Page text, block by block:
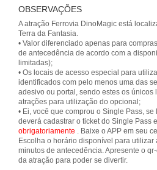
OBSERVAÇÕES
A atração Ferrovia DinoMagic está
Terra da Fantasia.
• Valor diferenciado apenas para
de antecedência de acordo com a
limitadas);
• Os locais de acesso especial para
identificados com pelo menos uma das
adesivo ou portal, sendo estes os únicos
atrações para utilização do opcional;
• Ei, você que comprou o Single Pass,
deverá cadastrar o ticket do Single Pass
obrigatoriamente . Baixe o APP em seu
Escolha o horário disponível para
minutos de antecedência. Apresente o
da atração para poder se divertir.